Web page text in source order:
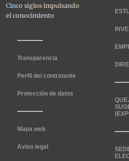
Transparencia
Perfil del contratante
Protección de datos
Mapa web
Aviso legal